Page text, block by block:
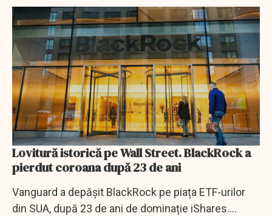
Lovitură istorică pe Wall Street. BlackRock a
pierdut coroana după 23 de ani
Vanguard a depășit BlackRock pe piața ETF-urilor
din SUA, după 23 de ani de dominație iShares.